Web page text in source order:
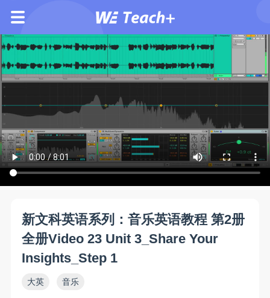
新文科英语系列：音乐英语教程 第2册
全册Video 23 Unit 3_Share Your
Insights_Step 1
大英 音乐